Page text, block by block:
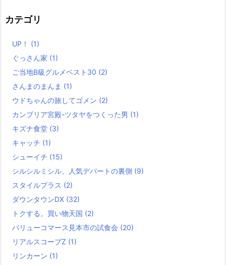
カテゴリ
UP！ (1)
ぐっさん家 (1)
ご当地B級グルメベスト30 (2)
さんまのまんま (1)
ウドちゃんの旅してゴメン (2)
カンブリア宮殿-ツタヤをつくった男 (1)
キズナ食堂 (3)
キャッチ (1)
シューイチ (15)
シルシルミシル、人気デパートの裏側 (9)
スタイルプラス (2)
ダウンタウンDX (32)
トクする。買い物天国 (2)
バリューコマース見本市の試食会 (20)
リアルスコープZ (1)
リンカーン (1)